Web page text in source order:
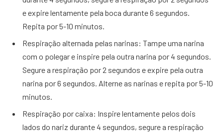
e expire lentamente pela boca durante 6 segundos.
Repita por 5-10 minutos.
Respiração alternada pelas narinas: Tampe uma narina
com o polegar e inspire pela outra narina por 4 segundos.
Segure a respiração por 2 segundos e expire pela outra
narina por 6 segundos. Alterne as narinas e repita por 5-10
minutos.
Respiração por caixa: Inspire lentamente pelos dois
lados do nariz durante 4 segundos, segure a respiração